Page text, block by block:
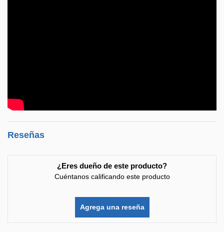
Reseñas
¿Eres dueño de este producto?
Cuéntanos calificando este producto
Agrega una reseña